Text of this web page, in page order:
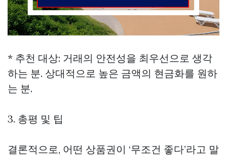
* 추천 대상: 거래의 안전성을 최우선으로 생각
하는 분. 상대적으로 높은 금액의 현금화를 원하
는 분.
3. 총평 및 팁
결론적으로, 어떤 상품권이 ‘무조건 좋다’라고 말